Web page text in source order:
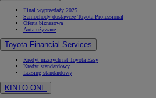
Finał wyprzedaży 2025
Samochody dostawcze Toyota Professional
Oferta biznesowa
Auta używane
Toyota Financial Services
Kredyt niższych rat Toyota Easy
Kredyt standardowy
Leasing standardowy
KINTO ONE